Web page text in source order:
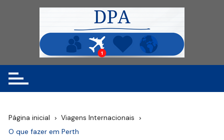
Página inicial
Viagens Internacionais
O que fazer em Perth